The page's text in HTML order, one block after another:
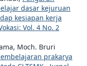
dasar kejuruan
kesiapan kerja
Vol. 4 No. 2
Moch. Bruri
prakarya